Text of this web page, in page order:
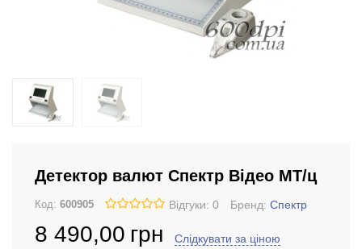
Детектор валют Спектр Відео МТ/ц
Код: 600905 Відгуки: 0 Бренд: Спектр
8 490,00 грн Слідкувати за ціною